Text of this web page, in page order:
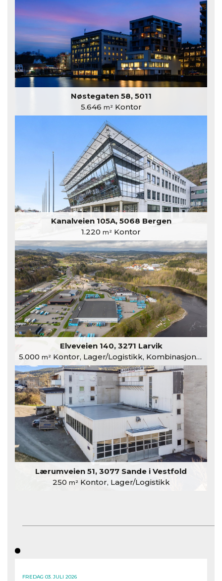
Nøstegaten 58, 5011
5.646 m²Kontor
Kanalveien 105A, 5068 Bergen
1.220 m² Kontor
Elveveien 140, 3271 Larvik
5.000 m²Kontor, Lager/Logistikk, Kombinasjonslokaler
Lærumveien 51, 3077 Sande i Vestfold
250 m²Kontor, Lager/Logistikk
FREDAG 03. JULI 2026